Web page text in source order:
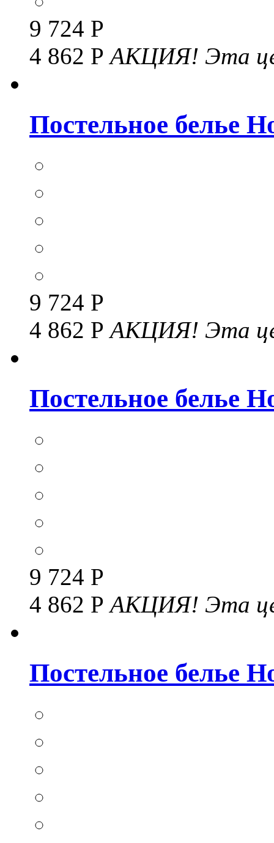
9 724 Р
4 862 РАКЦИЯ! Эта
Постельное белье
9 724 Р
4 862 РАКЦИЯ! Эта
Постельное белье
9 724 Р
4 862 РАКЦИЯ! Эта
Постельное белье